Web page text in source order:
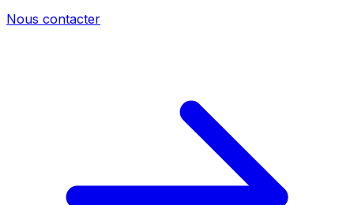
Nous contacter